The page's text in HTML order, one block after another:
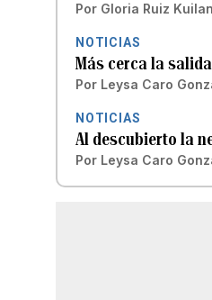
Por Gloria Ruiz Kuilan
NOTICIAS
Más cerca la
Por Leysa Caro
NOTICIAS
Al descubierto la
Por Leysa Caro